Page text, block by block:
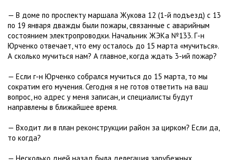
— В доме по проспекту маршала Жукова 12 (1-й подъезд) с 13
по 19 января дважды были пожары, связанные с аварийным
состоянием электропроводки. Начальник ЖЭКа №133. Г-н
Юрченко отвечает, что ему осталось до 15 марта «мучиться».
А сколько мучиться нам? А главное, когда ждать 3-ий пожар?
— Если г-н Юрченко собрался мучиться до 15 марта, то мы
сократим его мучения. Сегодня я не готов ответить на ваш
вопрос, но адрес у меня записан, и специалисты будут
направлены в ближайшее время.
— Входит ли в план реконструкции район за цирком? Если да,
то когда?